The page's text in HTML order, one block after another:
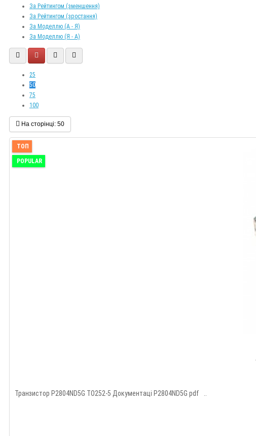
За Рейтингом (зменшення)
За Рейтингом (зростання)
За Моделлю (A - Я)
За Моделлю (Я - A)
25
50
75
100
На сторінці: 50
ТОП
POPULAR
Транзистор P2804ND5G TO252-5 Документаці P2804ND5G pdf ..